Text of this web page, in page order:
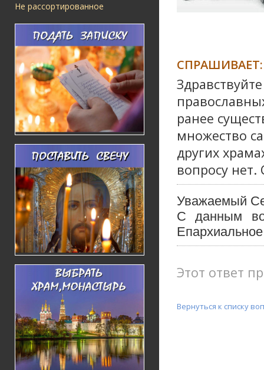
Не рассортированное
СПРАШИВАЕТ:
ранее
множество
других
вопросу нет.
Уважаемый
С данным
Этот ответ
Вернуться к списку